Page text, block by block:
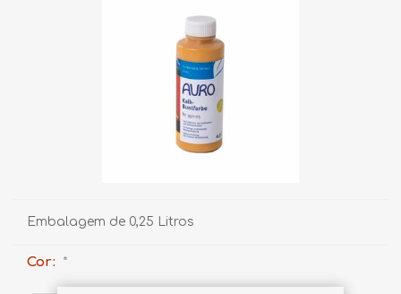
Embalagem de 0,25 Litros
Cor: *